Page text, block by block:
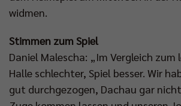
widmen.
Stimmen zum Spiel
Daniel Malescha: „Im Vergleich
Halle schlechter, Spiel besser. Wir
gut durchgezogen, Dachau gar